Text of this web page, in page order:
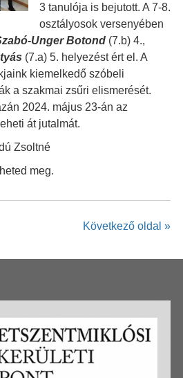
3 tanulója is bejutott. A 7-8.
osztályosok versenyében
Unger Botond(7.b) 4.,
(7.a) 5. helyezést ért el. A
kiemelkedő szóbeli
a szakmai zsűri elismerését.
2024. május 23-án az
át jutalmát.
Zsoltné
meg.
Következő oldal »